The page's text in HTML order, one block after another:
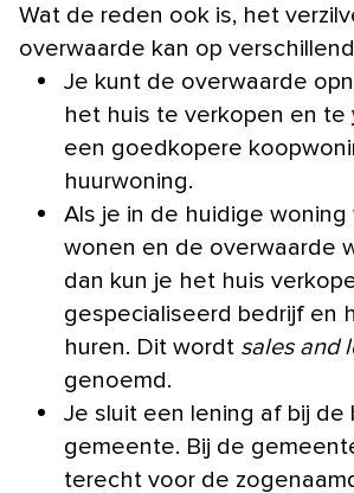
Wat de reden ook is, het
overwaarde kan op
Je kunt de overwaarde
het huis te verkopen en te
een goedkopere
huurwoning.
Als je in de huidige woning
wonen en de overwaarde
dan kun je het huis
gespecialiseerd bedrijf en
huren. Dit wordt sales and
genoemd.
Je sluit een lening af bij de
gemeente. Bij de
terecht voor de